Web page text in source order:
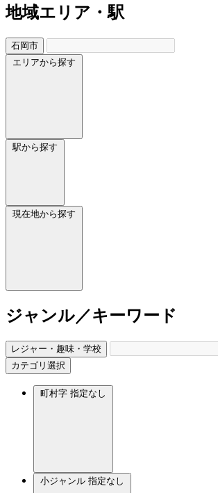
地域エリア・駅
石岡市
エリアから探す
駅から探す
現在地から探す
ジャンル／キーワード
レジャー・趣味・学校
カテゴリ選択
町村字 指定なし
小ジャンル 指定なし